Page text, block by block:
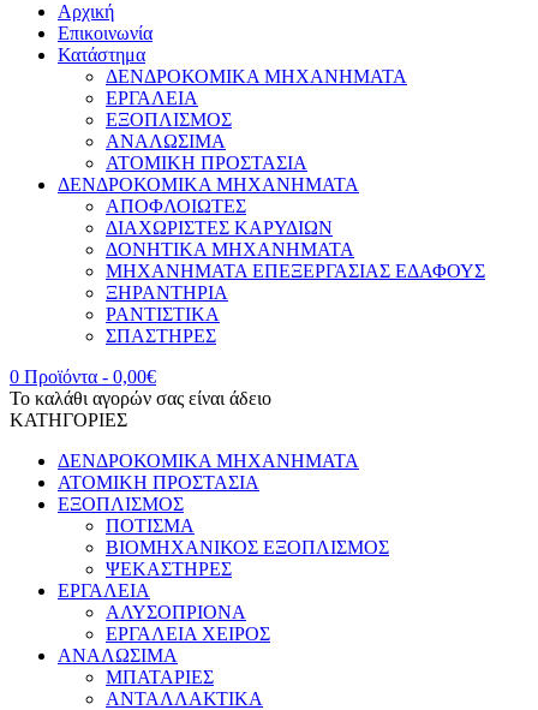
Αρχική
Επικοινωνία
Κατάστημα
ΔΕΝΔΡΟΚΟΜΙΚΑ ΜΗΧΑΝΗΜΑΤΑ
ΕΡΓΑΛΕΙΑ
ΕΞΟΠΛΙΣΜΟΣ
ΑΝΑΛΩΣΙΜΑ
ΑΤΟΜΙΚΗ ΠΡΟΣΤΑΣΙΑ
ΔΕΝΔΡΟΚΟΜΙΚΑ ΜΗΧΑΝΗΜΑΤΑ
ΑΠΟΦΛΟΙΩΤΕΣ
ΔΙΑΧΩΡΙΣΤΕΣ ΚΑΡΥΔΙΩΝ
ΔΟΝΗΤΙΚΑ ΜΗΧΑΝΗΜΑΤΑ
ΜΗΧΑΝΗΜΑΤΑ ΕΠΕΞΕΡΓΑΣΙΑΣ ΕΔΑΦΟΥΣ
ΞΗΡΑΝΤΗΡΙΑ
ΡΑΝΤΙΣΤΙΚΑ
ΣΠΑΣΤΗΡΕΣ
0 Προϊόντα - 0,00€
Το καλάθι αγορών σας είναι άδειο
ΚΑΤΗΓΟΡΙΕΣ
ΔΕΝΔΡΟΚΟΜΙΚΑ ΜΗΧΑΝΗΜΑΤΑ
ΑΤΟΜΙΚΗ ΠΡΟΣΤΑΣΙΑ
ΕΞΟΠΛΙΣΜΟΣ
ΠΟΤΙΣΜΑ
ΒΙΟΜΗΧΑΝΙΚΟΣ ΕΞΟΠΛΙΣΜΟΣ
ΨΕΚΑΣΤΗΡΕΣ
ΕΡΓΑΛΕΙΑ
ΑΛΥΣΟΠΡΙΟΝΑ
ΕΡΓΑΛΕΙΑ ΧΕΙΡΟΣ
ΑΝΑΛΩΣΙΜΑ
ΜΠΑΤΑΡΙΕΣ
ΑΝΤΑΛΛΑΚΤΙΚΑ